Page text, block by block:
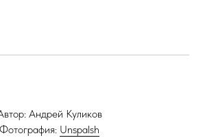
Андрей Куликов
Фотография: Unspalsh